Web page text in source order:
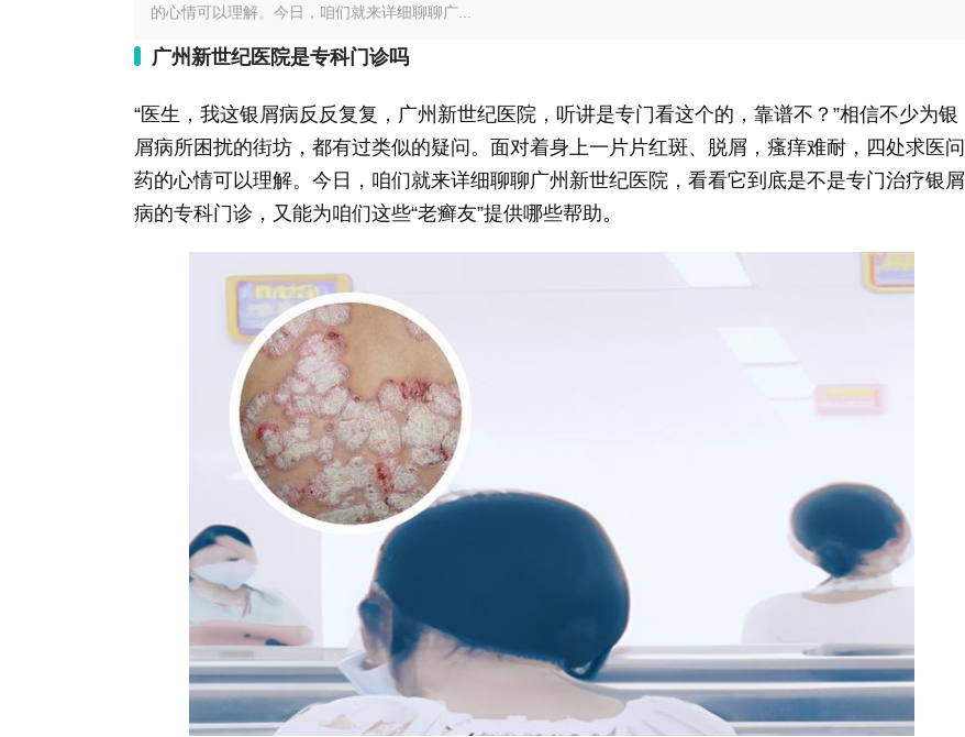
的心情可以理解。今日，咱们就来详细聊聊广...
广州新世纪医院是专科门诊吗
“医生，我这银屑病反反复复，广州新世纪医院，听讲是专门看这个的，靠谱不？”相信不少为银
屑病所困扰的街坊，都有过类似的疑问。面对着身上一片片红斑、脱屑，瘙痒难耐，四处求医问
药的心情可以理解。今日，咱们就来详细聊聊广州新世纪医院，看看它到底是不是专门治疗银屑
病的专科门诊，又能为咱们这些“老癣友”提供哪些帮助。